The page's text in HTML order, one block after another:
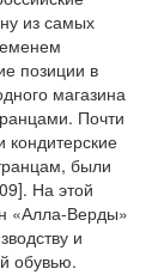
из самых
позиции в
магазина
Почти
кондитерские
были
На этой
«Алла-Верды»
и
обувью.